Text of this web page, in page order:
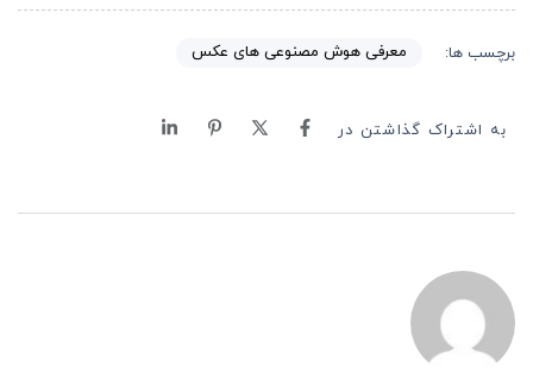
برچسب ها: معرفی هوش مصنوعی های عکس
به اشتراک گذاشتن در